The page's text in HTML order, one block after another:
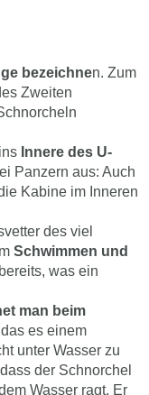
bezeichnen. Zum
Zweiten
Innere des U-
Panzern aus: Auch
Kabine im Inneren
des viel
Schwimmen und
was ein
man beim
das es einem
unter Wasser zu
der Schnorchel
Wasser ragt. Er